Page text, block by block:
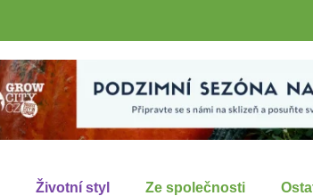
Životní styl Ze společnosti